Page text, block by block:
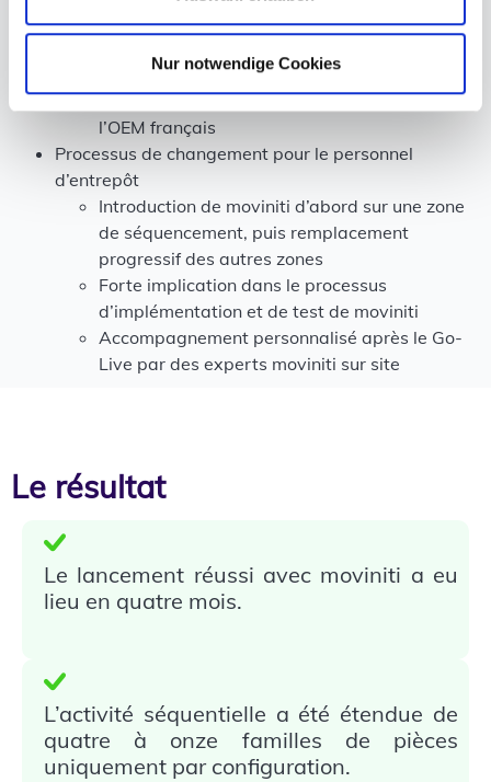
Nur notwendige Cookies
Configuration d’une étiquette de séquence
Développement d’un processus de
sauvegarde systémique en collaboration avec
l’OEM français
Processus de changement pour le personnel
d’entrepôt
Introduction de moviniti d’abord sur une zone
de séquencement, puis remplacement
progressif des autres zones
Forte implication dans le processus
d’implémentation et de test de moviniti
Accompagnement personnalisé après le Go-
Live par des experts moviniti sur site
Le résultat
Le lancement réussi avec moviniti a eu
lieu en quatre mois.
L’activité séquentielle a été étendue de
quatre à onze familles de pièces
uniquement par configuration.